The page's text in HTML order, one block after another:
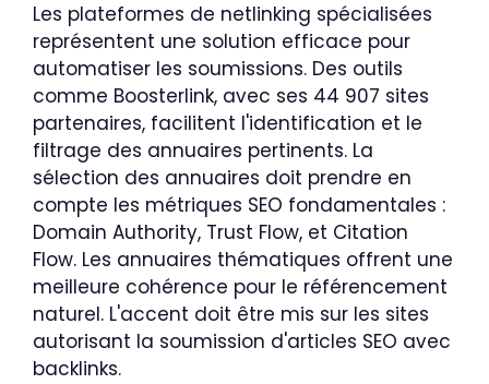
Les plateformes de netlinking spécialisées
représentent une solution efficace pour
automatiser les soumissions. Des outils
comme Boosterlink, avec ses 44 907 sites
partenaires, facilitent l'identification et le
filtrage des annuaires pertinents. La
sélection des annuaires doit prendre en
compte les métriques SEO fondamentales :
Domain Authority, Trust Flow, et Citation
Flow. Les annuaires thématiques offrent une
meilleure cohérence pour le référencement
naturel. L'accent doit être mis sur les sites
autorisant la soumission d'articles SEO avec
backlinks.